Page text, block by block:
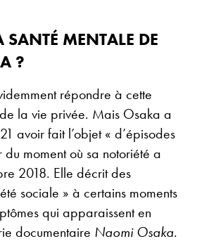
SANTÉ MENTALE DE
?
répondre à cette
la vie privée. Mais Osaka a
avoir fait l’objet « d’épisodes
moment où sa notoriété a
2018. Elle décrit des
sociale » à certains moments
qui apparaissent en
documentaire Naomi Osaka.